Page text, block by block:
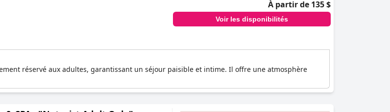
À partir de 135 $
Voir les disponibilités
réservé aux adultes, garantissant un séjour paisible et intime. Il offre une atmosphère